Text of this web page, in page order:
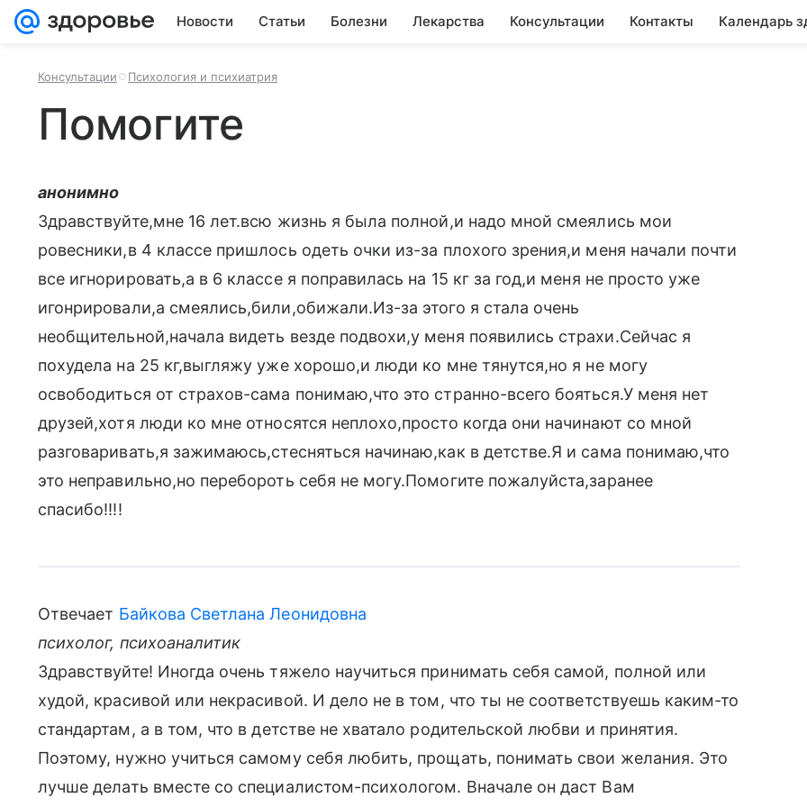
Новости Статьи Болезни Лекарства Консультации Контакты Календарь
Консультации Психология и психиатрия
Помогите
анонимно
Здравствуйте,мне 16 лет.всю жизнь я была полной,и надо мной смеялись мои
ровесники,в 4 классе пришлось одеть очки из-за плохого зрения,и меня начали почти
все игнорировать,а в 6 классе я поправилась на 15 кг за год,и меня не просто уже
игонрировали,а смеялись,били,обижали.Из-за этого я стала очень
необщительной,начала видеть везде подвохи,у меня появились страхи.Сейчас я
похудела на 25 кг,выгляжу уже хорошо,и люди ко мне тянутся,но я не могу
освободиться от страхов-сама понимаю,что это странно-всего бояться.У меня нет
друзей,хотя люди ко мне относятся неплохо,просто когда они начинают со мной
разговаривать,я зажимаюсь,стесняться начинаю,как в детстве.Я и сама понимаю,что
это неправильно,но перебороть себя не могу.Помогите пожалуйста,заранее
спасибо!!!!
Отвечает Байкова Светлана Леонидовна
психолог, психоаналитик
Здравствуйте! Иногда очень тяжело научиться принимать себя самой, полной или
худой, красивой или некрасивой. И дело не в том, что ты не соответствуешь каким-то
стандартам, а в том, что в детстве не хватало родительской любви и принятия.
Поэтому, нужно учиться самому себя любить, прощать, понимать свои желания. Это
лучше делать вместе со специалистом-психологом. Вначале он даст Вам